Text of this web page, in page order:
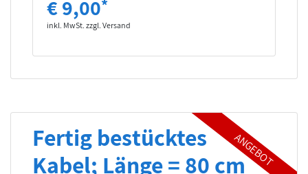
€ 9,00*
inkl. MwSt. zzgl. Versand
Fertig bestücktes
Kabel; Länge = 80 cm